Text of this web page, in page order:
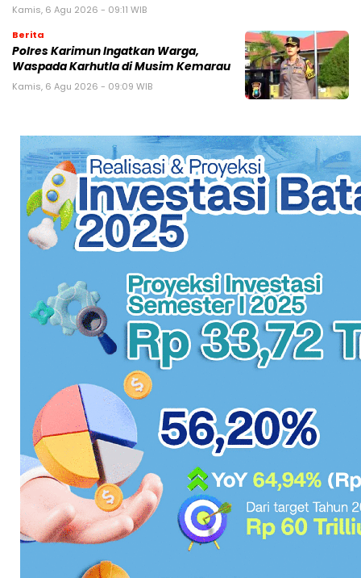
Kamis, 6 Agu 2026 - 09:11 WIB
Berita
Polres Karimun Ingatkan Warga,
Waspada Karhutla di Musim Kemarau
Kamis, 6 Agu 2026 - 09:09 WIB